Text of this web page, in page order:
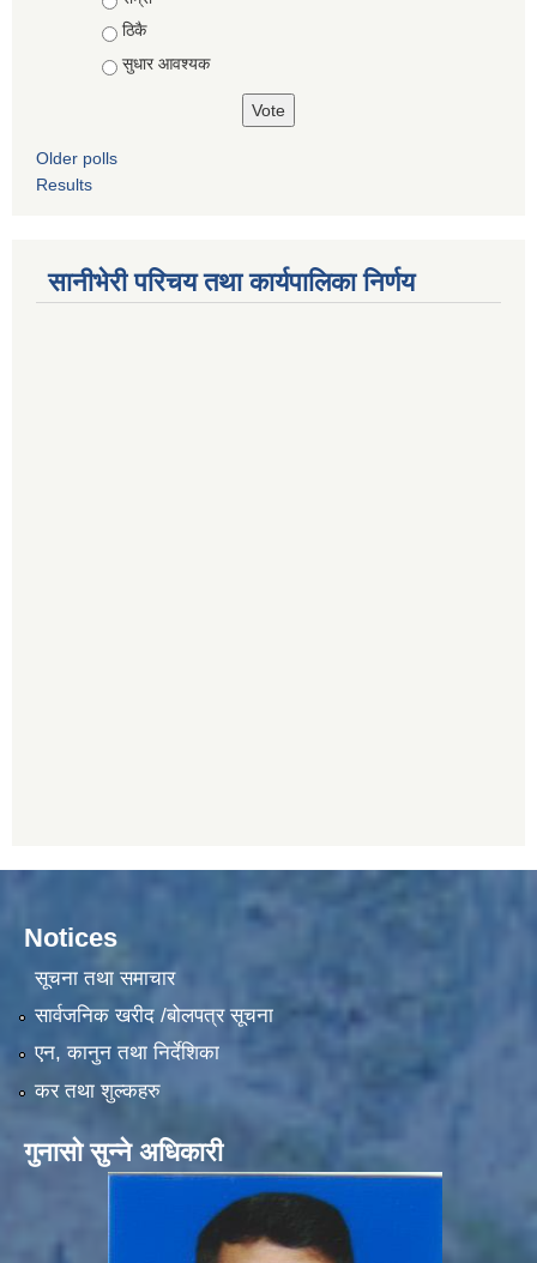
ठिकै
सुधार आवश्यक
Older polls
Results
सानीभेरी परिचय तथा कार्यपालिका निर्णय
Notices
सूचना तथा समाचार
सार्वजनिक खरीद /बोलपत्र सूचना
एन, कानुन तथा निर्देशिका
कर तथा शुल्कहरु
गुनासो सुन्ने अधिकारी